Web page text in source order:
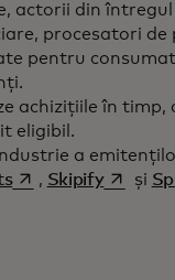
actorii din întregul
procesatori de
pentru
achizițiile în timp,
eligibil.
a
opens in a new tab
, Skipifyopens in
și